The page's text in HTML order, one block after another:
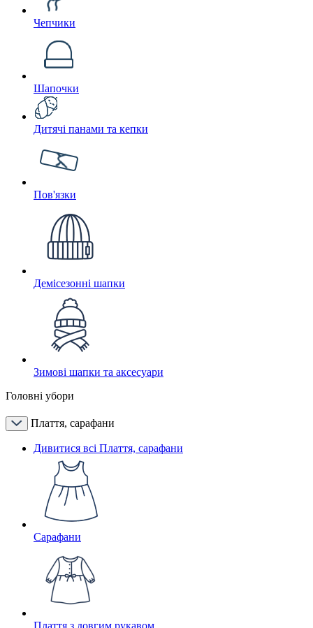
Чепчики
Шапочки
Дитячі панами та кепки
Пов'язки
Демісезонні шапки
Зимові шапки та аксесуари
Головні убори
Плаття, сарафани
Дивитися всі Плаття, сарафани
Сарафани
Плаття з довгим рукавом